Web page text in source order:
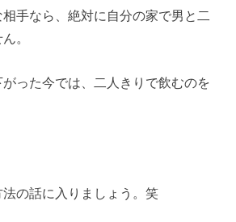
手なら、絶対に自分の家で男と二
。
った今では、二人きりで飲むのを
法の話に入りましょう。笑